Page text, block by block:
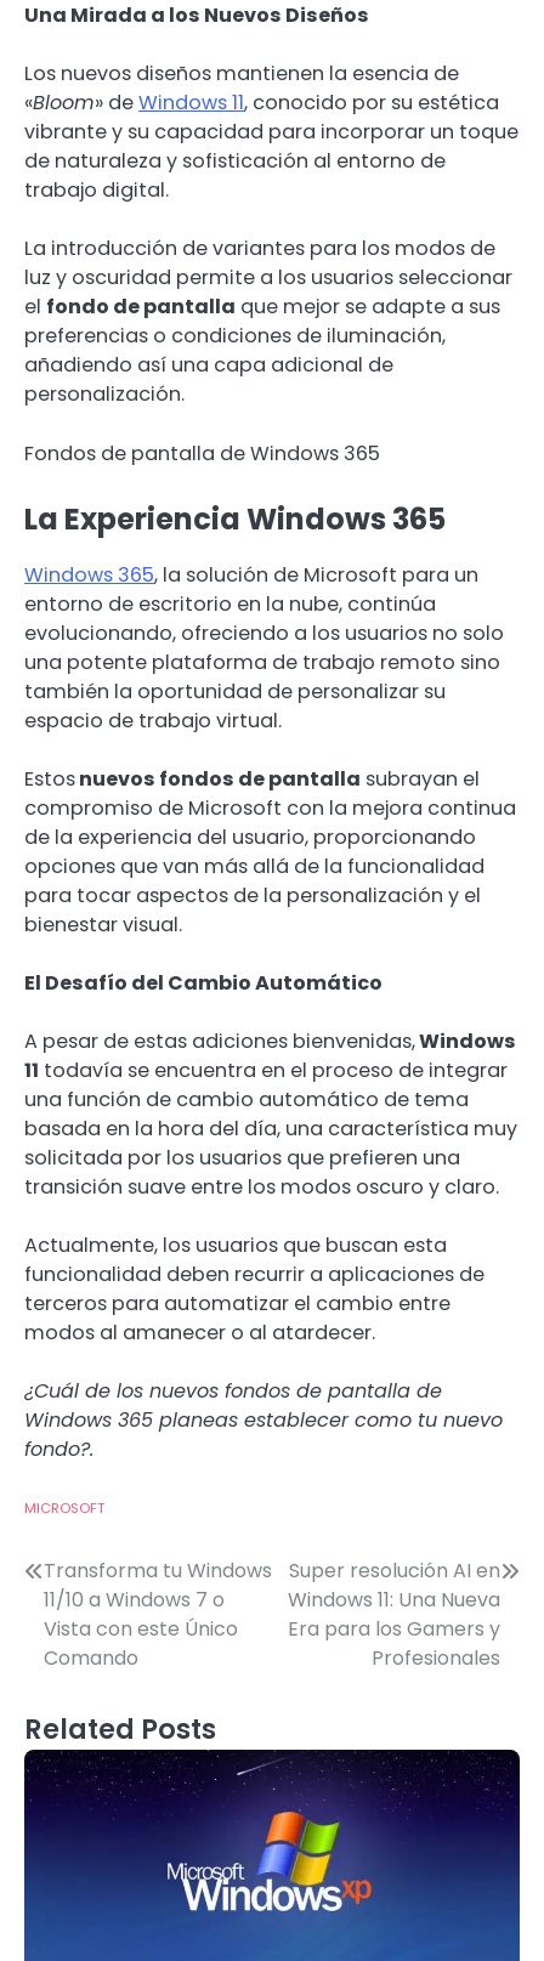
Una Mirada a los Nuevos Diseños
Los nuevos diseños mantienen la esencia de
«Bloom» deWindows 11, conocido por su estética
vibrante y su capacidad para incorporar un toque
de naturaleza y sofisticación al entorno de
trabajo digital.
La introducción de variantes para los modos de
luz y oscuridad permite a los usuarios seleccionar
el fondo de pantalla que mejor se adapte a sus
preferencias o condiciones de iluminación,
añadiendo así una capa adicional de
personalización.
Fondos de pantalla de Windows 365
La Experiencia Windows 365
Windows 365, la solución de Microsoft para un
entorno de escritorio en la nube, continúa
evolucionando, ofreciendo a los usuarios no solo
una potente plataforma de trabajo remoto sino
también la oportunidad de personalizar su
espacio de trabajo virtual.
Estosnuevos fondos de pantalla subrayan el
compromiso de Microsoft con la mejora continua
de la experiencia del usuario, proporcionando
opciones que van más allá de la funcionalidad
para tocar aspectos de la personalización y el
bienestar visual.
El Desafío del Cambio Automático
A pesar de estas adiciones bienvenidas,Windows
11 todavía se encuentra en el proceso de integrar
una función de cambio automático de tema
basada en la hora del día, una característica muy
solicitada por los usuarios que prefieren una
transición suave entre los modos oscuro y claro.
Actualmente, los usuarios que buscan esta
funcionalidad deben recurrir a aplicaciones de
terceros para automatizar el cambio entre
modos al amanecer o al atardecer.
¿Cuál de los nuevos fondos de pantalla de
Windows 365 planeas establecer como tu nuevo
fondo?.
MICROSOFT
Post
navigation
Transforma tu Windows
11/10 a Windows 7 o
Vista con este Único
Comando
Super resolución AI en
Windows 11: Una Nueva
Era para los Gamers y
Profesionales
Related Posts